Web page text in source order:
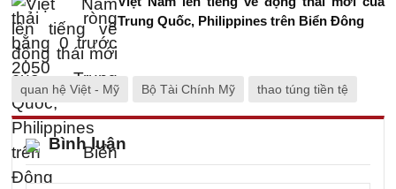
Trung Quốc, Philippines trên Biển Đông
quan hệ Việt - Mỹ Bộ Tài Chính Mỹ thao túng tiền tệ
Bình luận